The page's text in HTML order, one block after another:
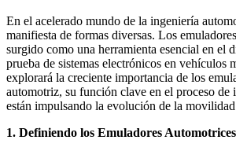
En el acelerado mundo de la ingeniería
manifiesta de formas diversas. Los
surgido como una herramienta esencial en el
prueba de sistemas electrónicos en vehículos
explorará la creciente importancia de los
automotriz, su función clave en el proceso de
están impulsando la evolución de la
1. Definiendo los Emuladores